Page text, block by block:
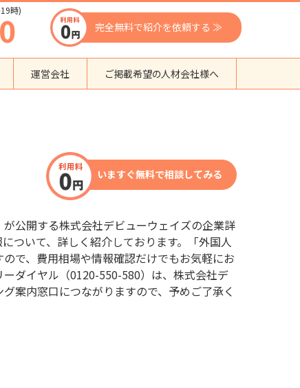
時)
完全無料で紹介を依頼する ≫
登録支援機関
外国人紹介会社
外国人派遣会社
行政書士事務所
送り出し機関
運営会社 ご掲載希望の人材会社様へ
いますぐ無料で相談してみる
公開する株式会社デビューウェイズの企業詳
ついて、詳しく紹介しております。「外国人
で、費用相場や情報確認だけでもお気軽にお
ダイヤル（0120-550-580）は、株式会社デ
案内窓口につながりますので、予めご了承く